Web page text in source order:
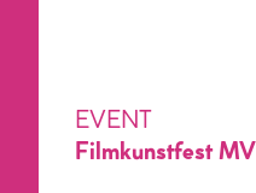
EVENT
Filmkunstfest MV